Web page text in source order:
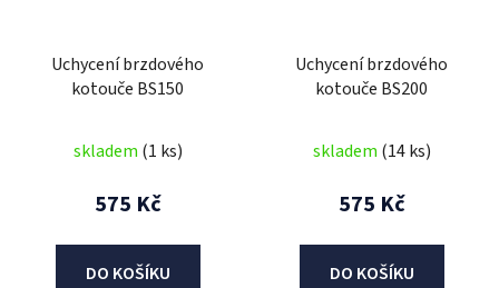
Uchycení brzdového
kotouče BS150
skladem (1 ks)
575 Kč
DO KOŠÍKU
Uchycení brzdového
kotouče BS200
skladem (14 ks)
575 Kč
DO KOŠÍKU